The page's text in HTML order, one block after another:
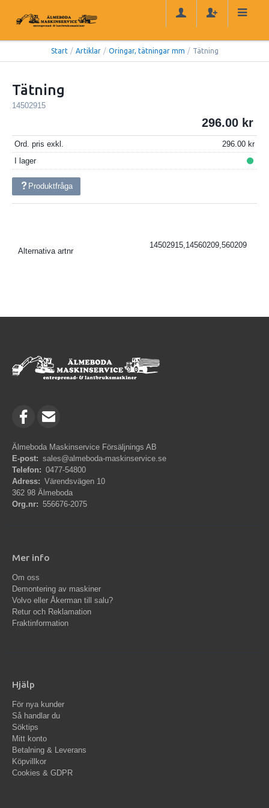
Start / Artiklar / Oringar, tätningar mm / Tätning
Tätning
14502915
296.00
Ord. pris exkl.
296.00
I lager
Produktfråga
Alternativa artnr
14502915,14560209,560209
Älmeboda Maskinservice Försäljnings AB
E-post: sales@almeboda-maskinservice.se
Telefon: 0477-54800
Adress: Värendsvägen 10
362 98 Älmeboda
Org.nr: 556676-2075
Mer info
Om oss
Demontering av maskiner
Volvo eller Åkerman till salu?
Retur och Reklamation
Fraktinformation
Hjälp
För nya kunder
Så handlar du
Söktips
Mitt konto
Betalning & Leverans
Köpvillkor
Cookies & GDPR